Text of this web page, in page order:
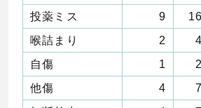
投薬ミス
9
16
喉詰まり
2
4
自傷
1
2
他傷
4
7